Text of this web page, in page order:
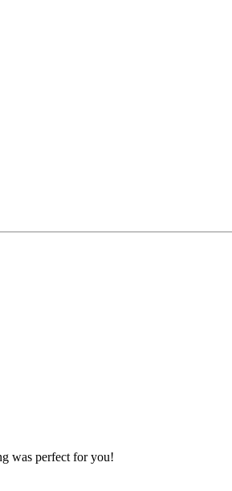
was perfect for you!